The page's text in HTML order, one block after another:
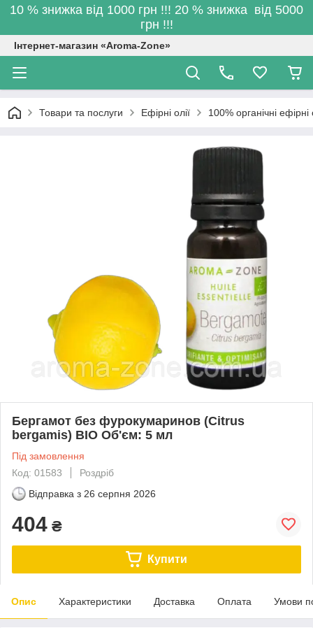
10 % знижка від 1000 грн !!! 20 % знижка від 5000
грн !!!
Інтернет-магазин «Aroma-Zone»
Товари та послуги Ефірні олії 100% органічні ефірні
Бергамот без фурокумаринов (Citrus
bergamis) BIO Об'єм: 5 мл
Під замовлення
Код: 01583
Роздріб
Відправка з 26 серпня 2026
404 ₴
Купити
Опис Характеристики Доставка Оплата Умови